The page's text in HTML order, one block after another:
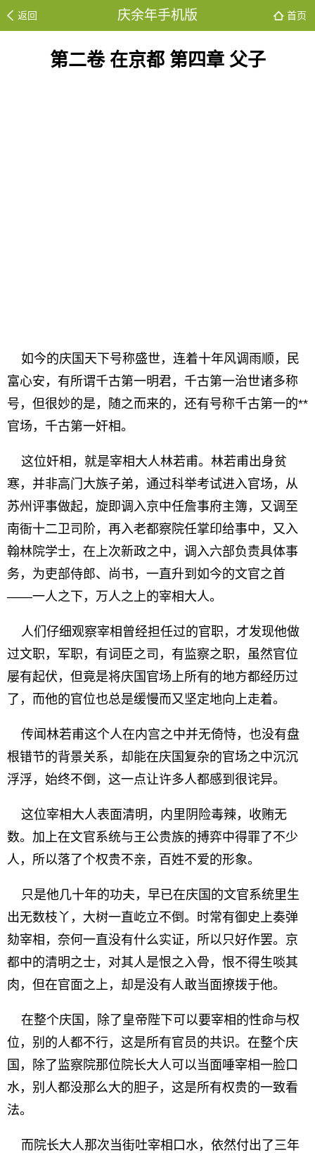
返回 庆余年手机版 首页
第二卷 在京都 第四章 父子
如今的庆国天下号称盛世，连着十年风调雨顺，民
富心安，有所谓千古第一明君，千古第一治世诸多称
号，但很妙的是，随之而来的，还有号称千古第一的**
官场，千古第一奸相。
这位奸相，就是宰相大人林若甫。林若甫出身贫
寒，并非高门大族子弟，通过科举考试进入官场，从
苏州评事做起，旋即调入京中任詹事府主簿，又调至
南衙十二卫司阶，再入老都察院任掌印给事中，又入
翰林院学士，在上次新政之中，调入六部负责具体事
务，为吏部侍郎、尚书，一直升到如今的文官之首
——一人之下，万人之上的宰相大人。
人们仔细观察宰相曾经担任过的官职，才发现他做
过文职，军职，有词臣之司，有监察之职，虽然官位
屡有起伏，但竟是将庆国官场上所有的地方都经历过
了，而他的官位也总是缓慢而又坚定地向上走着。
传闻林若甫这个人在内宫之中并无倚恃，也没有盘
根错节的背景关系，却能在庆国复杂的官场之中沉沉
浮浮，始终不倒，这一点让许多人都感到很诧异。
这位宰相大人表面清明，内里阴险毒辣，收贿无
数。加上在文官系统与王公贵族的搏弈中得罪了不少
人，所以落了个权贵不亲，百姓不爱的形象。
只是他几十年的功夫，早已在庆国的文官系统里生
出无数枝丫，大树一直屹立不倒。时常有御史上奏弹
劾宰相，奈何一直没有什么实证，所以只好作罢。京
都中的清明之士，对其人是恨之入骨，恨不得生啖其
肉，但在官面之上，却是没有人敢当面撩拨于他。
在整个庆国，除了皇帝陛下可以要宰相的性命与权
位，别的人都不行，这是所有官员的共识。在整个庆
国，除了监察院那位院长大人可以当面唾宰相一脸口
水，别人都没那么大的胆子，这是所有权贵的一致看
法。
而院长大人那次当街吐宰相口水，依然付出了三年